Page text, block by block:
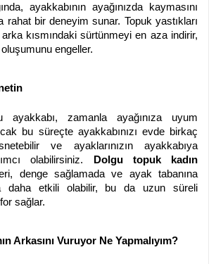
ayakkabının ayağınızda kaymasını
rahat bir deneyim sunar. Topuk yastıkları
kısmındaki sürtünmeyi en aza indirir,
engeller.
zamanla ayağınıza uyum
bu süreçte ayakkabınızı evde birkaç
ve ayaklarınızın ayakkabıya
olabilirsiniz.
Dolgu topuk kadın
denge sağlamada ve ayak tabanına
daha etkili olabilir, bu da uzun süreli
sağlar.
Arkasını Vuruyor Ne Yapmalıyım?